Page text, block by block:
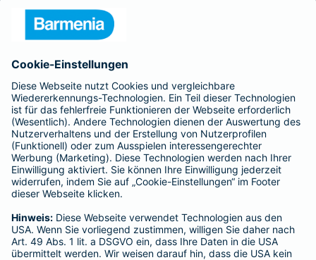
Barmenia ist Teil der BarmeniaGothaer
BELIEBTE SEITEN
Kranken-Zusatzversicherung
Tierversicherungen
Haftpflichtversicherung
Hausratversicherung
Adresse ändern
Schaden melden